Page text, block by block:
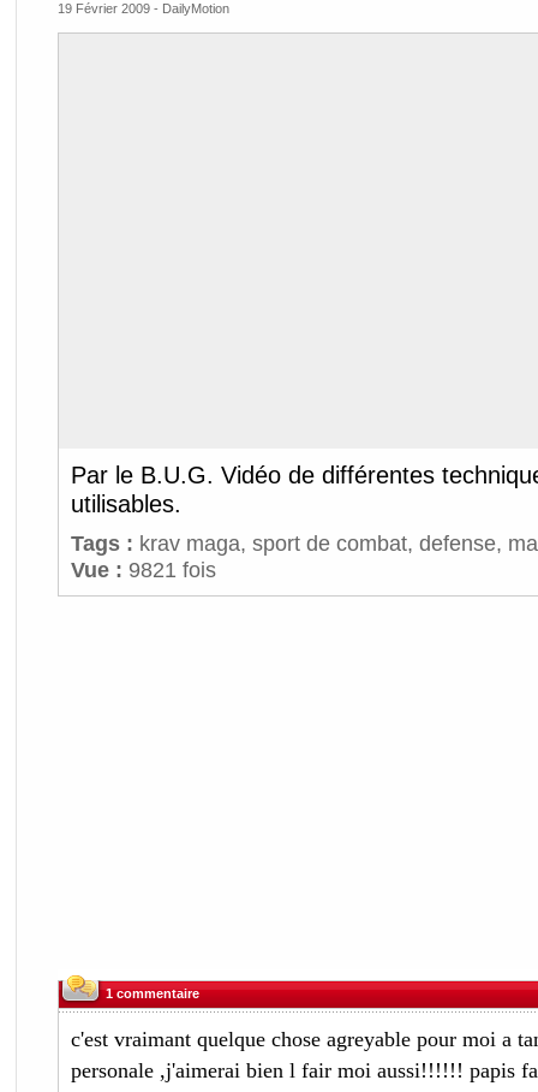
19 Février 2009 - DailyMotion
Par le B.U.G. Vidéo de différentes
utilisables.
Tags : krav maga, sport de combat, defense,
Vue : 9821 fois
1 commentaire
c'est vraimant quelque chose agreyable pour moi a
personale ,j'aimerai bien l fair moi aussi!!!!!! papis